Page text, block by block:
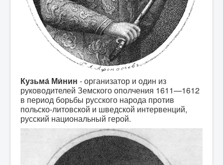
Кузьма́ Ми́нин - организатор и один из
руководителей Земского ополчения 1611—1612
в период борьбы русского народа против
польско-литовской и шведской интервенций,
русский национальный герой.